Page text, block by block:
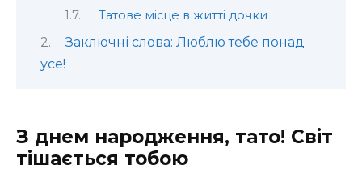
Татове місце в житті дочки
Заключні слова: Люблю тебе понад
усе!
З днем народження, тато! Світ
тішається тобою